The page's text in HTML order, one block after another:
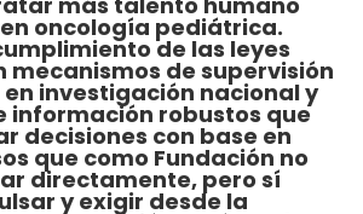
oncología pediátrica.
de las leyes
mecanismos de supervisión
investigación nacional y
información robustos que
decisiones con base en
que como Fundación no
directamente, pero sí
y exigir desde la